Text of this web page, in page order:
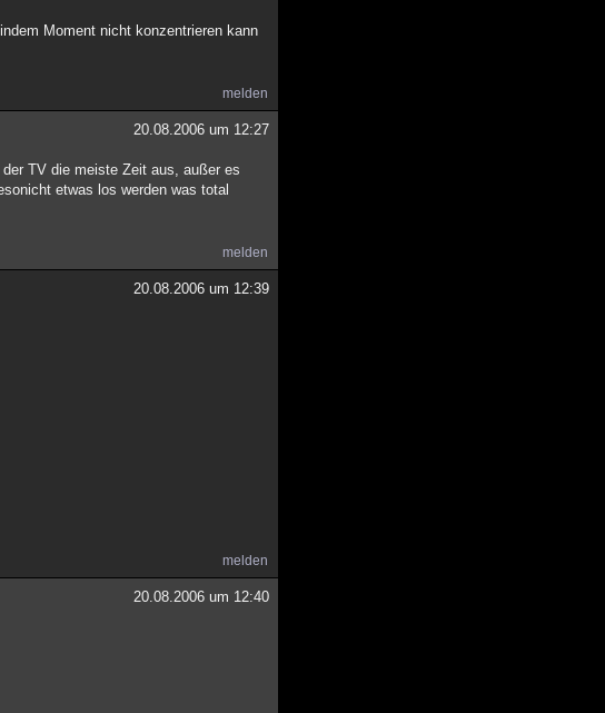
Moment nicht konzentrieren kann
melden
20.08.2006 um 12:27
TV die meiste Zeit aus, außer es
etwas los werden was total
melden
20.08.2006 um 12:39
melden
20.08.2006 um 12:40